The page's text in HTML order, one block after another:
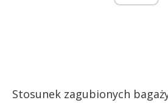
Stosunek zagubionych